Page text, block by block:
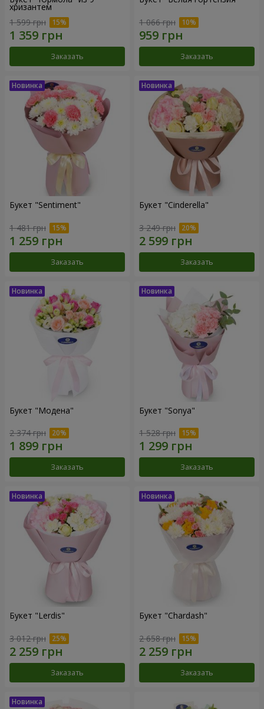
хризантем
1 599 грн
Заказать
1 066 грн
Заказать
Букет "Sentiment"
1 481 грн
Заказать
Букет "Cinderella"
3 249 грн
Заказать
Букет "Модена"
2 374 грн
Заказать
Букет "Sonya"
1 528 грн
Заказать
Букет "Lerdis"
3 012 грн
Заказать
Букет "Chardash"
2 658 грн
Заказать